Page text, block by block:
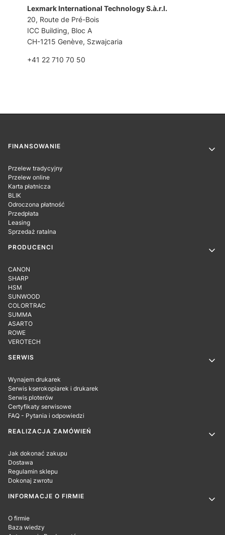
Lexmark International Technology S.à.r.l.
20, Route de Pré-Bois
ICC Building, Bloc A
CH-1215 Genève, Szwajcaria
+41 22 710 70 50
Linki w stopce
FINANSOWANIE
Przelew tradycyjny
Przelew online
Karta płatnicza
BLIK
Odroczona płatność
Przedpłata
Leasing
Sprzedaż ratalna
PRODUCENCI
CANON
SHARP
HSM
SUNWOOD
COLORTRAC
SUMMA
ASARTO
ROWE
VEROTECH
SERWIS
Wynajem drukarek
Serwis kserokopiarek i drukarek
Serwis ploterów
Certyfikaty serwisowe
FAQ - Pytania i odpowiedzi
REALIZACJA ZAMÓWIEŃ
Jak dokonać zakupu
Dostawa
Regulamin sklepu
Dokonaj zwrotu
INFORMACJE O FIRMIE
O firmie
Baza wiedzy